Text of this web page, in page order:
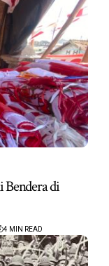
Bendera di
4 MIN READ